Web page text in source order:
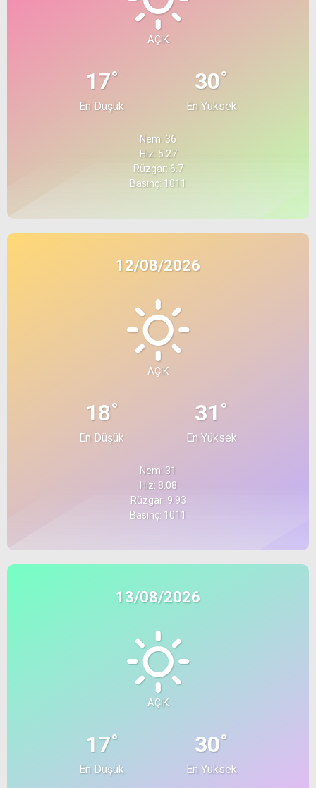
AÇIK
17°
En Düşük
30°
En Yüksek
Nem: 36
Hız: 5.27
Rüzgar: 6.7
Basınç: 1011
12/08/2026
AÇIK
18°
En Düşük
31°
En Yüksek
Nem: 31
Hız: 8.08
Rüzgar: 9.93
Basınç: 1011
13/08/2026
AÇIK
17°
En Düşük
30°
En Yüksek